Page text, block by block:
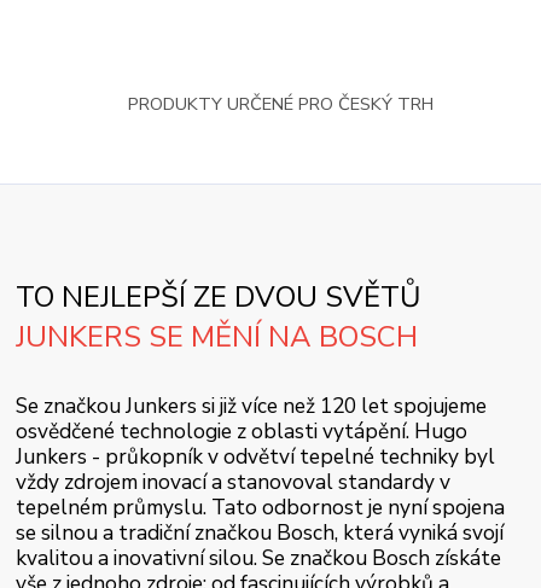
PRODUKTY URČENÉ PRO ČESKÝ TRH
TO NEJLEPŠÍ ZE DVOU SVĚTŮ
JUNKERS SE MĚNÍ NA BOSCH
Se značkou Junkers si již více než 120 let spojujeme
osvědčené technologie z oblasti vytápění. Hugo
Junkers - průkopník v odvětví tepelné techniky byl
vždy zdrojem inovací a stanovoval standardy v
tepelném průmyslu. Tato odbornost je nyní spojena
se silnou a tradiční značkou Bosch, která vyniká svojí
kvalitou a inovativní silou. Se značkou Bosch získáte